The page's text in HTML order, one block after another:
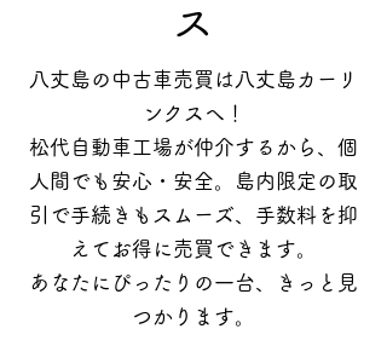
ス
八丈島の中古車売買は八丈島カーリ
ンクスへ！
松代自動車工場が仲介するから、個
人間でも安心・安全。島内限定の取
引で手続きもスムーズ、手数料を抑
えてお得に売買できます。
あなたにぴったりの一台、きっと見
つかります。